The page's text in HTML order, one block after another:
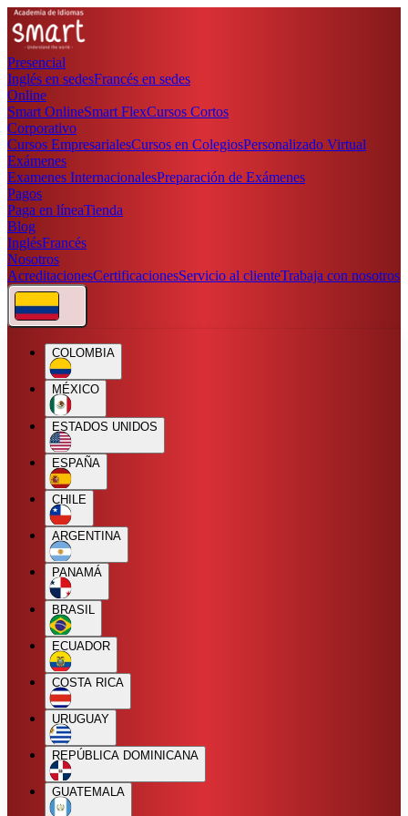
Presencial
Inglés en sedesFrancés en sedes
Online
Smart OnlineSmart FlexCursos Cortos
Corporativo
Cursos EmpresarialesCursos en ColegiosPersonalizado Virtual
Exámenes
Examenes InternacionalesPreparación de Exámenes
Pagos
Paga en líneaTienda
Blog
InglésFrancés
Nosotros
AcreditacionesCertificacionesServicio al clienteTrabaja con nosotros
COLOMBIA
MÉXICO
ESTADOS UNIDOS
ESPAÑA
CHILE
ARGENTINA
PANAMÁ
BRASIL
ECUADOR
COSTA RICA
URUGUAY
REPÚBLICA DOMINICANA
GUATEMALA